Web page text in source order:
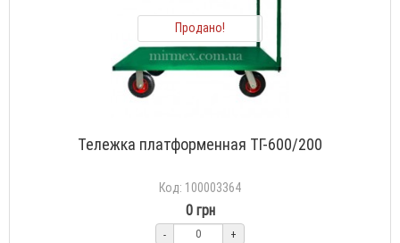
Продано!
Тележка платформенная TГ-600/200
Код: 100003364
0 грн
- +